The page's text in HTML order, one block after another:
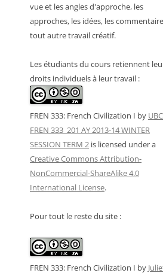
vue et les angles d'approche, les
approches, les idées, les
tout autre travail créatif.
Les étudiants du cours retiennent
droits individuels à leur travail :
FREN 333: French Civilization I by UBC
FREN 333_201 AY 2013-14 WINTER
SESSION TERM 2 is licensed under a
Creative Commons Attribution-
NonCommercial-ShareAlike 4.0
International License.
Pour tout le reste du site :
FREN 333: French Civilization I by